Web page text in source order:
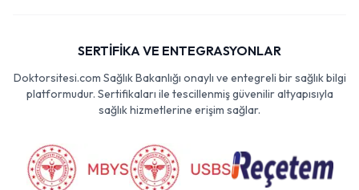
SERTİFİKA VE ENTEGRASYONLAR
Doktorsitesi.com Sağlık Bakanlığı onaylı ve entegreli bir sağlık bilgi
platformudur. Sertifikaları ile tescillenmiş güvenilir altyapısıyla
sağlık hizmetlerine erişim sağlar.